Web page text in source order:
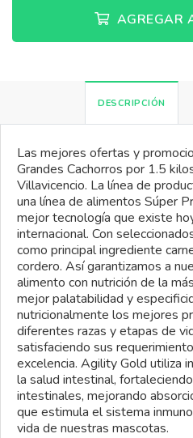
AGREGAR
DESCRIPCIÓN
Las mejores ofertas y
Grandes Cachorros por 1.5
Villavicencio. La línea de
una línea de alimentos Súper
mejor tecnología que existe
internacional. Con
como principal ingrediente
cordero. Así garantizamos a
alimento con nutrición de la
mejorpalatabilidad y
nutricionalmente los mejores
diferentes razas y etapas de
satisfaciendo sus
excelencia. AgilityGold utiliza
la salud intestinal,
intestinales, mejorando
que estimula el sistema
vida de nuestras mascotas.